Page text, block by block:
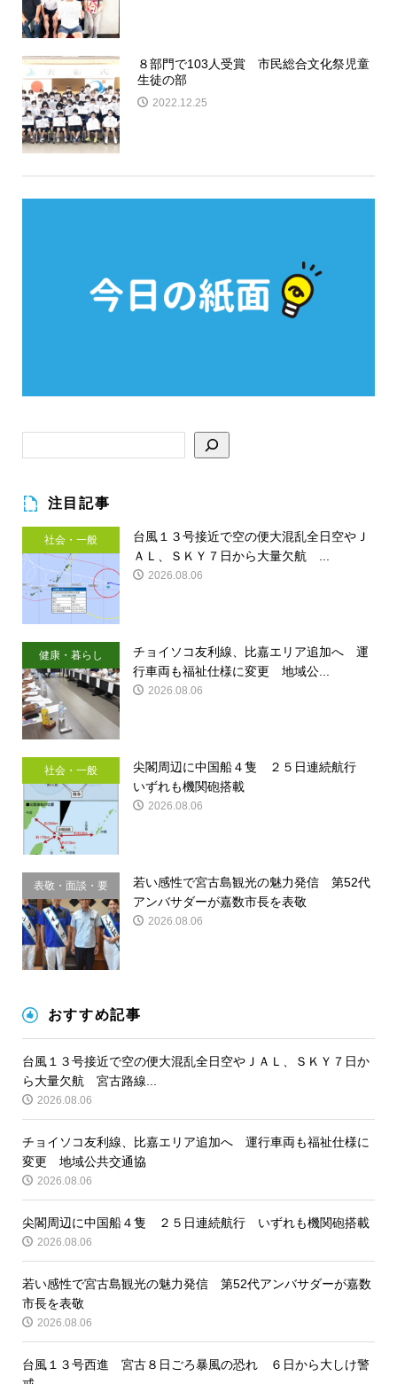
８部門で103人受賞 市民総合文化祭児童
生徒の部
2022.12.25
注目記事
社会・一般
台風１３号接近で空の便大混乱全日空やＪ
ＡＬ、ＳＫＹ７日から大量欠航 ...
2026.08.06
健康・暮らし
チョイソコ友利線、比嘉エリア追加へ 運
行車両も福祉仕様に変更 地域公...
2026.08.06
社会・一般
尖閣周辺に中国船４隻 ２５日連続航行
いずれも機関砲搭載
2026.08.06
表敬・面談・要
請
若い感性で宮古島観光の魅力発信 第52代
アンバサダーが嘉数市長を表敬
2026.08.06
おすすめ記事
台風１３号接近で空の便大混乱全日空やＪＡＬ、ＳＫＹ７日か
ら大量欠航 宮古路線...
2026.08.06
チョイソコ友利線、比嘉エリア追加へ 運行車両も福祉仕様に
変更 地域公共交通協
2026.08.06
尖閣周辺に中国船４隻 ２５日連続航行 いずれも機関砲搭載
2026.08.06
若い感性で宮古島観光の魅力発信 第52代アンバサダーが嘉数
市長を表敬
2026.08.06
台風１３号西進 宮古８日ごろ暴風の恐れ ６日から大しけ警